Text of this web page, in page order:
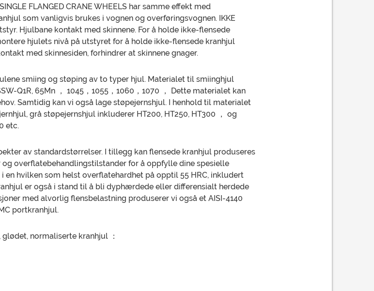
FLANGED CRANE WHEELS har samme effekt med
som vanligvis brukes i vognen og overføringsvognen. IKKE
Hjulbane kontakt med skinnene. For å holde ikke-flensede
hjulets nivå på utstyret for å holde ikke-flensede kranhjul
med skinnesiden, forhindrer at skinnene gnager.
smiing og støping av to typer hjul. Materialet til smiinghjul
Q1R, 65Mn ， 1045，1055，1060，1070 ， Dette materialet kan
Samtidig kan vi også lage støpejernshjul. I henhold til materialet
grå støpejernshjul inkluderer HT200, HT250, HT300 ， og
etc.
av standardstørrelser. I tillegg kan flensede kranhjul produseres
overflatebehandlingstilstander for å oppfylle dine spesielle
en hvilken som helst overflatehardhet på opptil 55 HRC, inkludert
er også i stand til å bli dyphærdede eller differensialt herdede
med alvorlig flensbelastning produserer vi også et AISI-4140
portkranhjul.
normaliserte kranhjul ：